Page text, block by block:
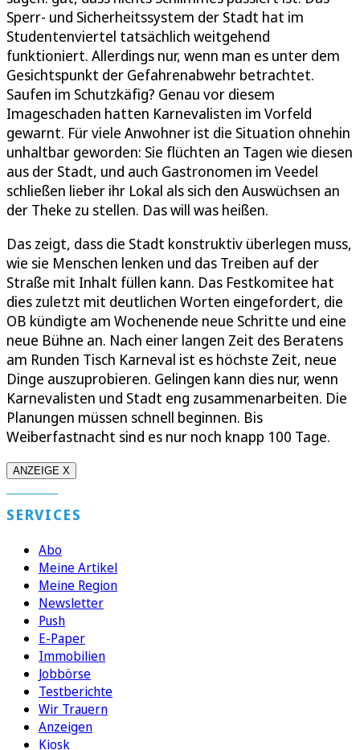
Sperr- und Sicherheitssystem der Stadt hat im
Studentenviertel tatsächlich weitgehend
funktioniert. Allerdings nur, wenn man es unter dem
Gesichtspunkt der Gefahrenabwehr betrachtet.
Saufen im Schutzkäfig? Genau vor diesem
Imageschaden hatten Karnevalisten im Vorfeld
gewarnt. Für viele Anwohner ist die Situation ohnehin
unhaltbar geworden: Sie flüchten an Tagen wie diesen
aus der Stadt, und auch Gastronomen im Veedel
schließen lieber ihr Lokal als sich den Auswüchsen an
der Theke zu stellen. Das will was heißen.
Das zeigt, dass die Stadt konstruktiv überlegen muss,
wie sie Menschen lenken und das Treiben auf der
Straße mit Inhalt füllen kann. Das Festkomitee hat
dies zuletzt mit deutlichen Worten eingefordert, die
OB kündigte am Wochenende neue Schritte und eine
neue Bühne an. Nach einer langen Zeit des Beratens
am Runden Tisch Karneval ist es höchste Zeit, neue
Dinge auszuprobieren. Gelingen kann dies nur, wenn
Karnevalisten und Stadt eng zusammenarbeiten. Die
Planungen müssen schnell beginnen. Bis
Weiberfastnacht sind es nur noch knapp 100 Tage.
ANZEIGE X
SERVICES
Abo
Meine Artikel
Meine Region
Newsletter
Push
E-Paper
Immobilien
Jobbörse
Testberichte
Wir Trauern
Anzeigen
Kiosk